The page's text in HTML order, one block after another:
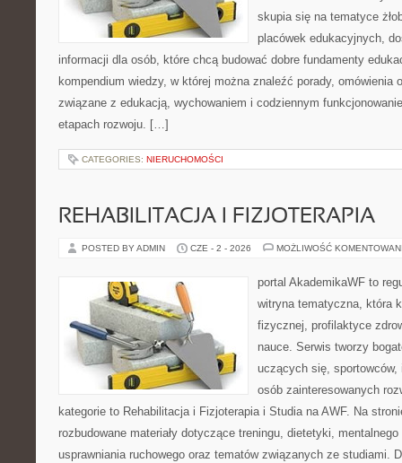
skupia się na tematyce
placówek edukacyjnych,
informacji dla osób, które chcą budować dobre fundamenty
kompendium wiedzy, w której można znaleźć porady, omówienia
związane z edukacją, wychowaniem i codziennym
etapach rozwoju. […]
CATEGORIES: NIERUCHOMOŚCI
REHABILITACJA I FIZJOTERAPIA
POSTED BY ADMIN CZE - 2 - 2026 MOŻLIWOŚĆ
portal AkademikaWF to
witryna tematyczna, która
fizycznej, profilaktyce
nauce. Serwis tworzy
uczących się,
osób zainteresowanych
kategorie to Rehabilitacja i Fizjoterapia i Studia na AWF. Na
rozbudowane materiały dotyczące treningu, dietetyki,
usprawniania ruchowego oraz tematów związanych ze studiami.